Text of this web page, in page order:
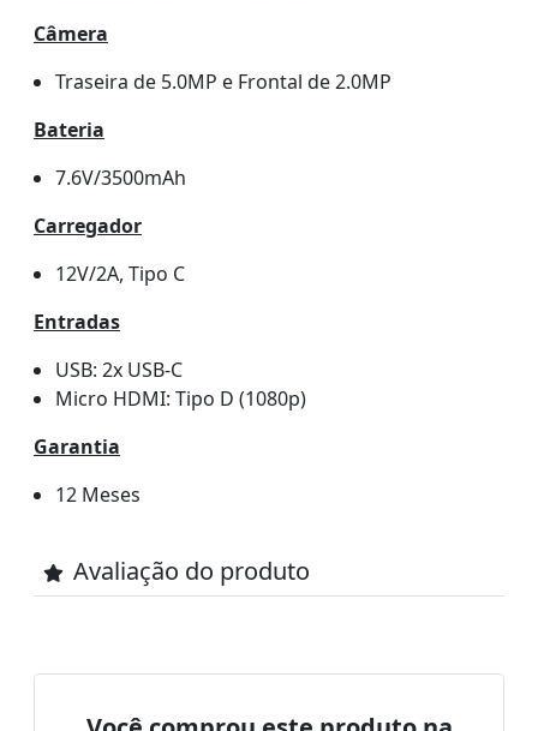
Câmera
Traseira de 5.0MP e Frontal de 2.0MP
Bateria
7.6V/3500mAh
Carregador
12V/2A, Tipo C
Entradas
USB: 2x USB-C
Micro HDMI: Tipo D (1080p)
Garantia
12 Meses
Avaliação do produto